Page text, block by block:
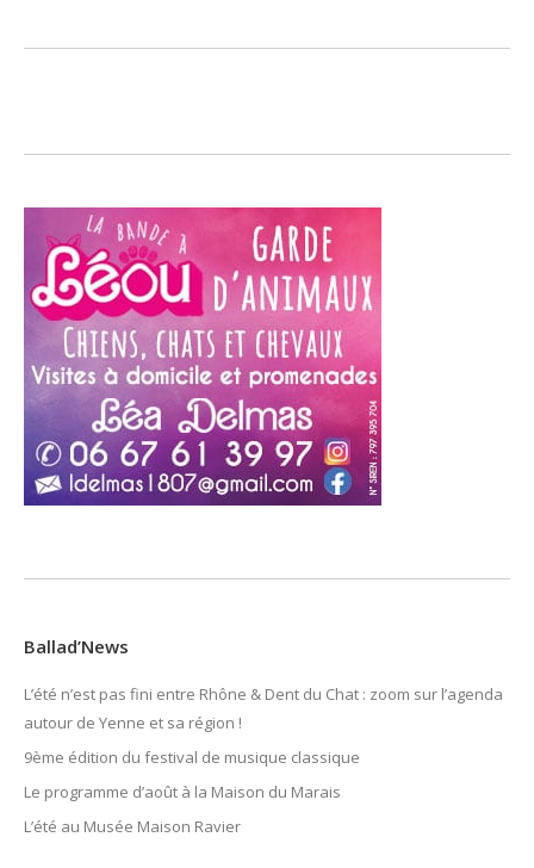
Ballad’News
L’été n’est pas fini entre Rhône & Dent du Chat : zoom sur l’agenda
autour de Yenne et sa région !
9ème édition du festival de musique classique
Le programme d’août à la Maison du Marais
L’été au Musée Maison Ravier